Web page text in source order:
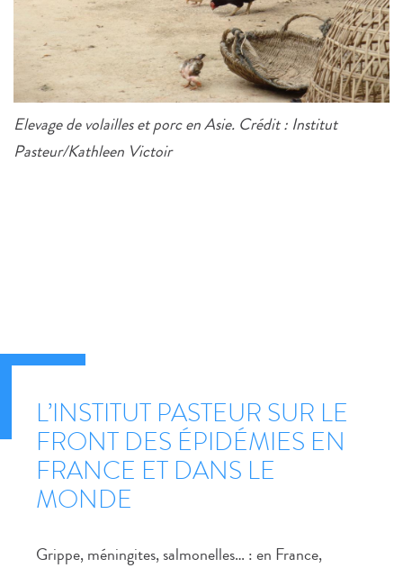
Elevage de volailles et porc en Asie. Crédit : Institut
Pasteur/Kathleen Victoir
L’INSTITUT PASTEUR SUR LE
FRONT DES ÉPIDÉMIES EN
FRANCE ET DANS LE
MONDE
Grippe, méningites, salmonelles… : en France,